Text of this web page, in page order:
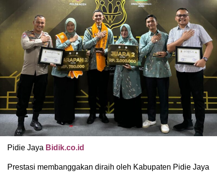
Pidie Jaya Bidik.co.id
Prestasi membanggakan diraih oleh Kabupaten Pidie Jaya